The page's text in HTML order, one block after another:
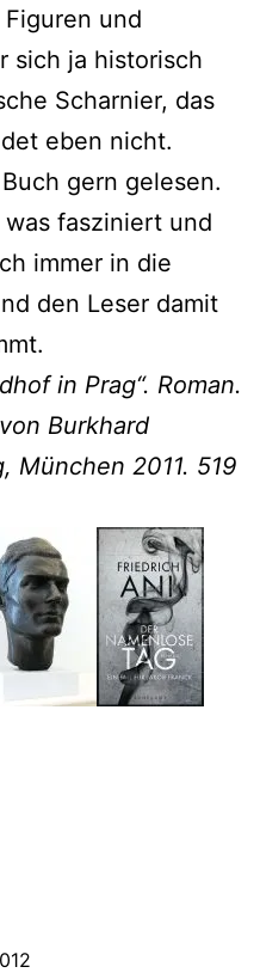
und
sich ja historisch
Scharnier, das
eben nicht.
gern gelesen.
fasziniert und
immer in die
den Leser damit
in Prag“. Roman.
Burkhard
München 2011. 519